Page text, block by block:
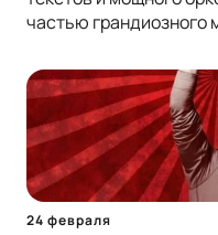
частью грандиозного
24 февраля